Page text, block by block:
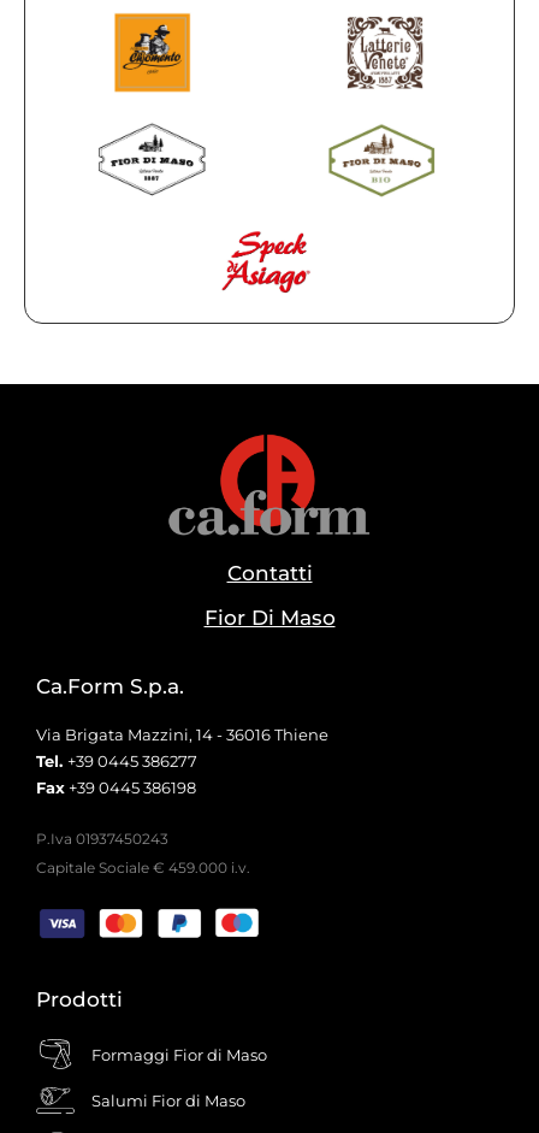
Contatti
Fior Di Maso
Ca.Form S.p.a.
Via Brigata Mazzini, 14 - 36016 Thiene
Tel. +39 0445 386277
Fax +39 0445 386198
P.Iva 01937450243
Capitale Sociale € 459.000 i.v.
Prodotti
Formaggi Fior di Maso
Salumi Fior di Maso